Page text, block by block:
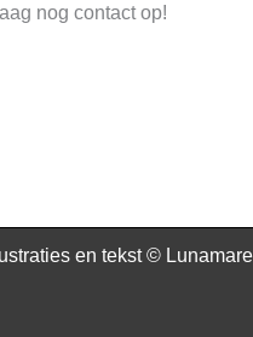
nog contact op!
en tekst © Lunamare